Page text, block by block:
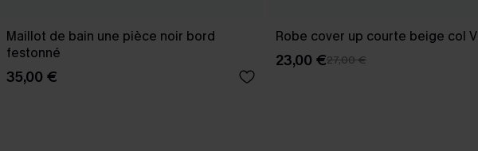
Maillot de bain une pièce noir bord
festonné
35,00 €
Robe cover up courte beige col V
23,00 €27,00 €